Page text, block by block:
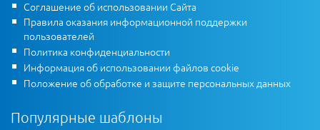
Соглашение об использовании Сайта
Правила оказания информационной поддержки
пользователей
Политика конфиденциальности
Информация об использовании файлов cookie
Положение об обработке и защите персональных данных
Популярные шаблоны